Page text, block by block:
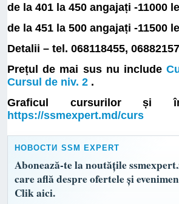
de la 401 la 450 angajați -11000
de la 451 la 500 angajați -11500
Detalii – tel. 068118455,
Prețul de mai sus nu include
Cursul de niv. 2 .
Graficul cursurilor și
https://ssmexpert.md/curs
НОВОСТИ SSM EXPERT
Abonează-te la noutățile
care află despre ofertele și
Clik aici.